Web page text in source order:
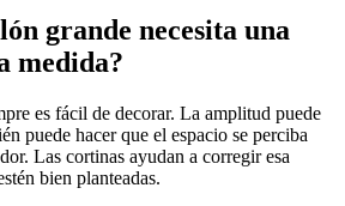
grande necesita una
medida?
es fácil de decorar. La amplitud puede
puede hacer que el espacio se perciba
Las cortinas ayudan a corregir esa
bien planteadas.